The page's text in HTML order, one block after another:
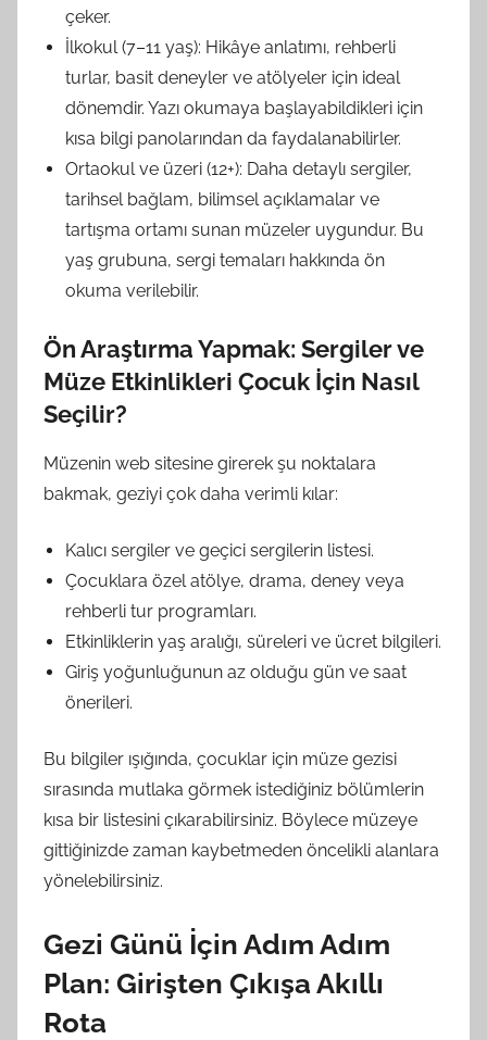
çeker.
İlkokul (7–11 yaş): Hikâye anlatımı, rehberli
turlar, basit deneyler ve atölyeler için ideal
dönemdir. Yazı okumaya başlayabildikleri için
kısa bilgi panolarından da faydalanabilirler.
Ortaokul ve üzeri (12+): Daha detaylı sergiler,
tarihsel bağlam, bilimsel açıklamalar ve
tartışma ortamı sunan müzeler uygundur. Bu
yaş grubuna, sergi temaları hakkında ön
okuma verilebilir.
Ön Araştırma Yapmak: Sergiler ve
Müze Etkinlikleri Çocuk İçin Nasıl
Seçilir?
Müzenin web sitesine girerek şu noktalara
bakmak, geziyi çok daha verimli kılar:
Kalıcı sergiler ve geçici sergilerin listesi.
Çocuklara özel atölye, drama, deney veya
rehberli tur programları.
Etkinliklerin yaş aralığı, süreleri ve ücret bilgileri.
Giriş yoğunluğunun az olduğu gün ve saat
önerileri.
Bu bilgiler ışığında, çocuklar için müze gezisi
sırasında mutlaka görmek istediğiniz bölümlerin
kısa bir listesini çıkarabilirsiniz. Böylece müzeye
gittiğinizde zaman kaybetmeden öncelikli alanlara
yönelebilirsiniz.
Gezi Günü İçin Adım Adım
Plan: Girişten Çıkışa Akıllı
Rota